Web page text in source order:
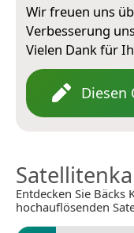
Wir freuen uns
Verbesserung
Vielen Dank für
Diesen
Entdecken Sie
hochauflösenden